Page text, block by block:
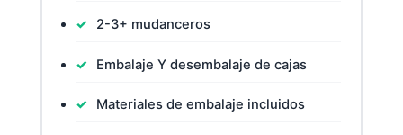
2-3+ mudanceros
Embalaje Y desembalaje de cajas
Materiales de embalaje incluidos